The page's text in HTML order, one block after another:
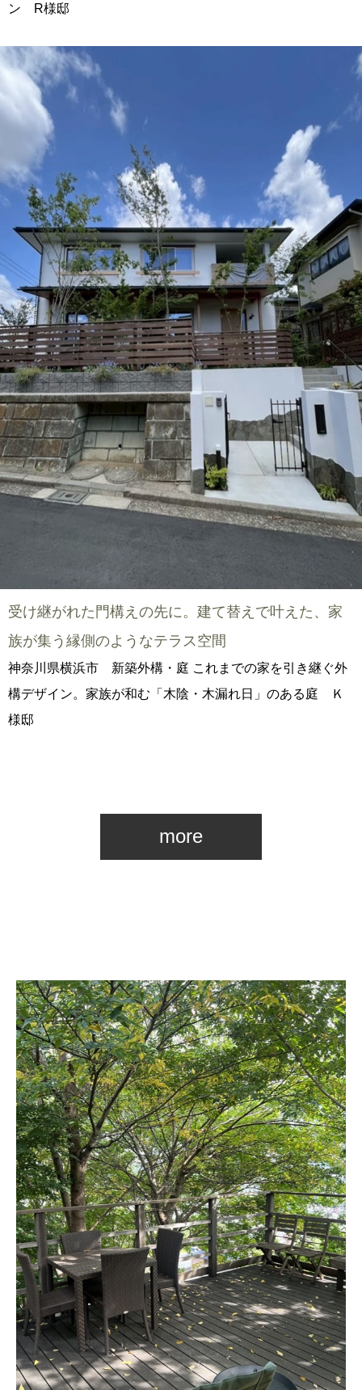
ン R様邸
受け継がれた門構えの先に。建て替えで叶えた、家
族が集う縁側のようなテラス空間
神奈川県横浜市 新築外構・庭 これまでの家を引き継ぐ外
構デザイン。家族が和む「木陰・木漏れ日」のある庭 Ｋ
様邸
more